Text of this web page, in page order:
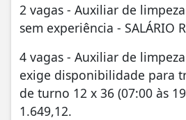
2 vagas - Auxiliar de
sem experiência - SALÁRIO
4 vagas - Auxiliar de
exige disponibilidade para
de turno 12 x 36 (07:00 às
1.649,12.